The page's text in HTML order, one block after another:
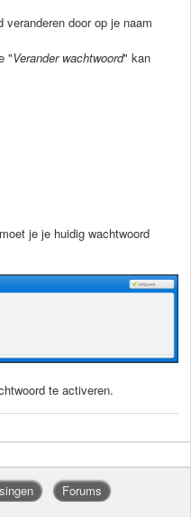
door op je naam
"Verander wachtwoord" kan
je je huidig wachtwoord
te activeren.
Forums